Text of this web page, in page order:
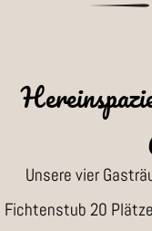
Unsere vier
Fichtenstub 20